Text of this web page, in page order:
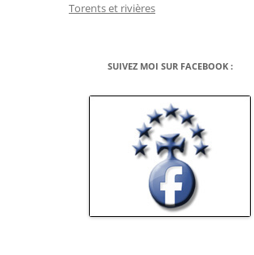
Torents et rivières
SUIVEZ MOI SUR FACEBOOK :